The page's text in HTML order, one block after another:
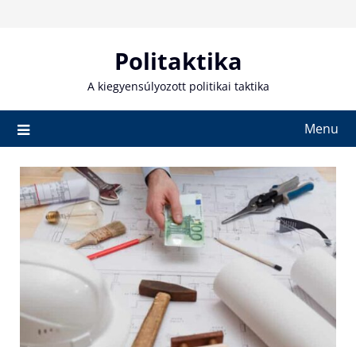
Politaktika
A kiegyensúlyozott politikai taktika
Menu